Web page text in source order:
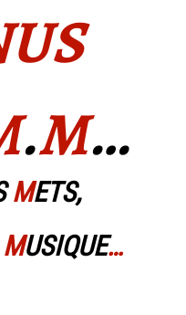
.M…
METS,
MUSIQUE…